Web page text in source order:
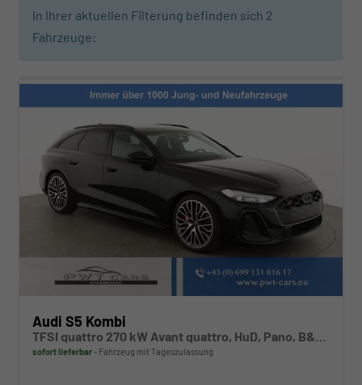
In Ihrer aktuellen Filterung befinden sich 2
Fahrzeuge:
Audi S5 Kombi
TFSI quattro 270 kW Avant quattro, HuD, Pano, B&O, Leder, 20-Zoll, TechPro, sofort
sofort lieferbar Fahrzeug mit Tageszulassung